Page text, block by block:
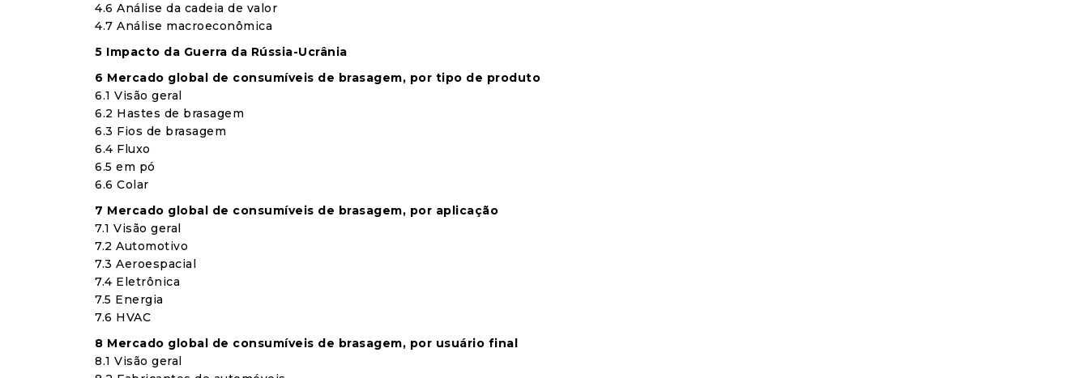
4.6 Análise da cadeia de valor
4.7 Análise macroeconômica
5 Impacto da Guerra da Rússia-Ucrânia
6 Mercado global de consumíveis de brasagem, por tipo de produto
6.1 Visão geral
6.2 Hastes de brasagem
6.3 Fios de brasagem
6.4 Fluxo
6.5 em pó
6.6 Colar
7 Mercado global de consumíveis de brasagem, por aplicação
7.1 Visão geral
7.2 Automotivo
7.3 Aeroespacial
7.4 Eletrônica
7.5 Energia
7.6 HVAC
8 Mercado global de consumíveis de brasagem, por usuário final
8.1 Visão geral